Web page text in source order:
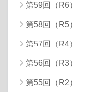
第59回（R6）
第58回（R5）
第57回（R4）
第56回（R3）
第55回（R2）